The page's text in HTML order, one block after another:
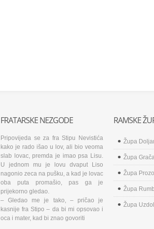
FRATARSKE NEZGODE
Pripovijeda se za fra Stipu Nevistića
kako je rado išao u lov, ali bio veoma
slab lovac, premda je imao psa Lisu.
U jednom mu je lovu dvaput Liso
nagonio zeca na pušku, a kad je lovac
oba puta promašio, pas ga je
prijekorno gledao.
– Gledao me je tako, – pričao je
kasnije fra Stipo – da bi mi opsovao i
oca i mater, kad bi znao govoriti
RAMSKE
Župa
Župa
Župa
Župa
Župa Uzdol